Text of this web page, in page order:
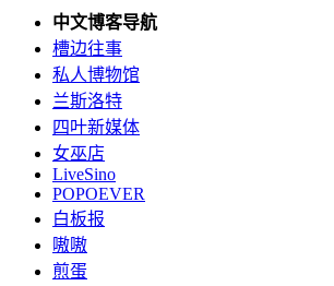
中文博客导航
槽边往事
私人博物馆
兰斯洛特
四叶新媒体
女巫店
LiveSino
POPOEVER
白板报
嗷嗷
煎蛋